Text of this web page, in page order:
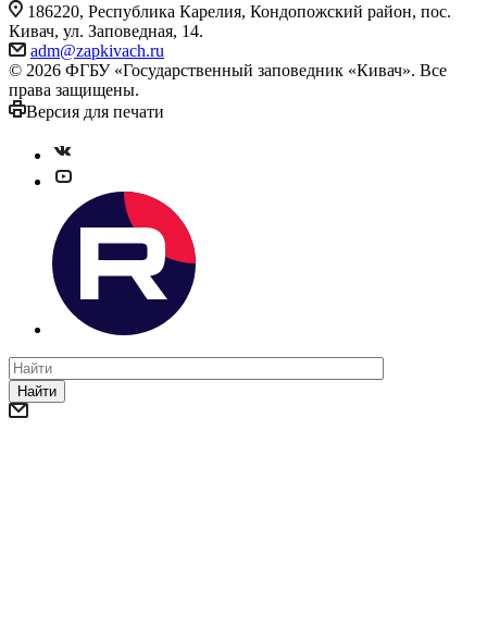
186220, Республика Карелия, Кондопожский район, пос.
Кивач, ул. Заповедная, 14.
adm@zapkivach.ru
© 2026 ФГБУ «Государственный заповедник «Кивач». Все
права защищены.
Версия для печати
Найти